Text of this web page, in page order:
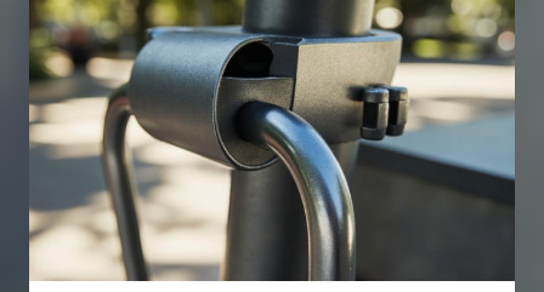
DÉTAILLÉE
POUR
CHOISIR
VOTRE
MICRO-
VOITURE
ÉLECTRIQUE
IDÉALE